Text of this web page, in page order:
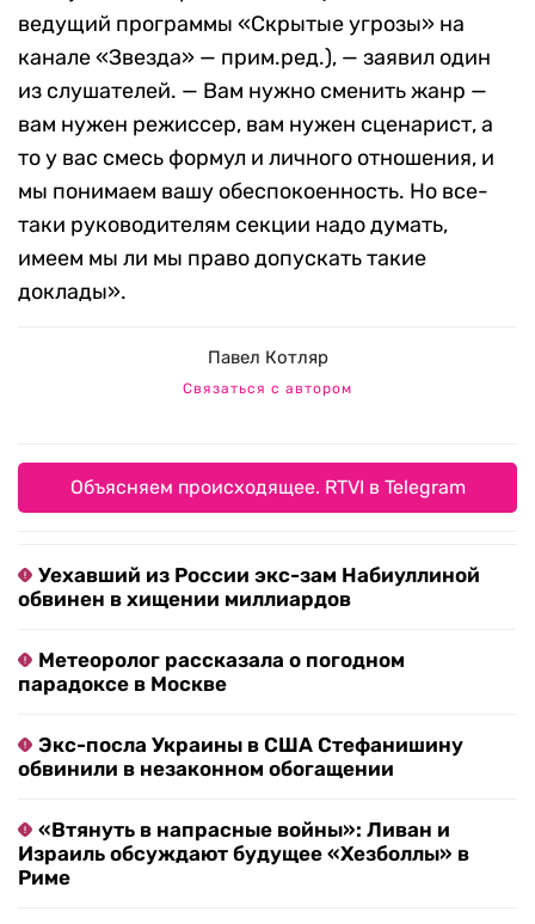
ведущий программы «Скрытые угрозы» на
канале «Звезда» — прим.ред.), — заявил один
из слушателей. — Вам нужно сменить жанр —
вам нужен режиссер, вам нужен сценарист, а
то у вас смесь формул и личного отношения, и
мы понимаем вашу обеспокоенность. Но все-
таки руководителям секции надо думать,
имеем мы ли мы право допускать такие
доклады».
Павел Котляр
Связаться с автором
Объясняем происходящее. RTVI в Telegram
Уехавший из России экс-зам Набиуллиной
обвинен в хищении миллиардов
Метеоролог рассказала о погодном
парадоксе в Москве
Экс-посла Украины в США Стефанишину
обвинили в незаконном обогащении
«Втянуть в напрасные войны»: Ливан и
Израиль обсуждают будущее «Хезболлы» в
Риме